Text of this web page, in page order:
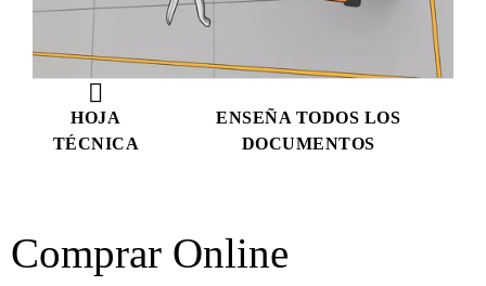
HOJA
TÉCNICA
ENSEÑA TODOS LOS
DOCUMENTOS
Comprar Online